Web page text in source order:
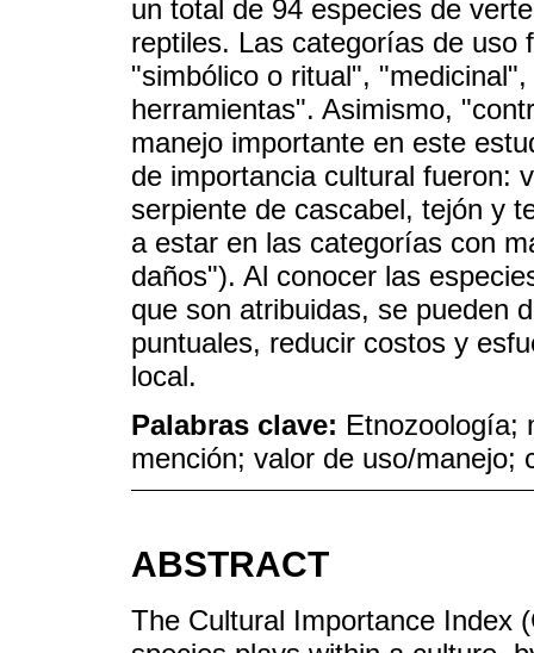
un total de 94 especies de
reptiles. Las categorías de uso
"simbólico o ritual",
herramientas". Asimismo,
manejo importante en este
de importancia cultural fueron:
serpiente de cascabel, tejón y
a estar en las categorías con
daños"). Al conocer las
que son atribuidas, se pueden
puntuales, reducir costos y
local.
Palabras clave: Etnozoología;
mención; valor de uso/manejo;
ABSTRACT
The Cultural Importance Index